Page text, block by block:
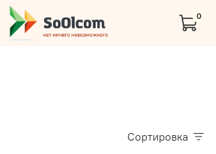
0
Сортировка